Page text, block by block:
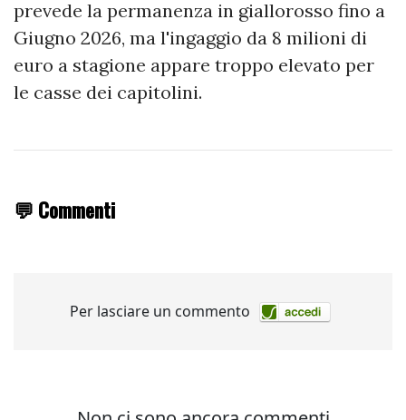
prevede la permanenza in giallorosso fino a
Giugno 2026, ma l'ingaggio da 8 milioni di
euro a stagione appare troppo elevato per
le casse dei capitolini.
💬 Commenti